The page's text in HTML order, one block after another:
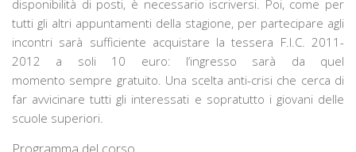
disponibilità di posti, è necessario iscriversi. Poi, come per
tutti gli altri appuntamenti della stagione, per partecipare agli
incontri sarà sufficiente acquistare la tessera F.I.C. 2011-
2012 a soli 10 euro: l’ingresso sarà da quel
momento sempre gratuito. Una scelta anti-crisi che cerca di
far avvicinare tutti gli interessati e sopratutto i giovani delle
scuole superiori.